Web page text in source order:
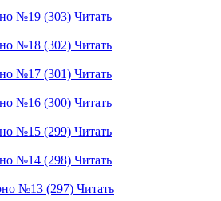
№19 (303) Читать
№18 (302) Читать
№17 (301) Читать
№16 (300) Читать
№15 (299) Читать
№14 (298) Читать
№13 (297) Читать